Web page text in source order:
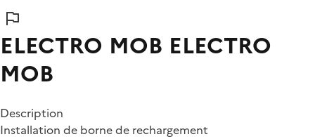
ELECTRO MOB ELECTRO
MOB
Description
Installation de borne de rechargement